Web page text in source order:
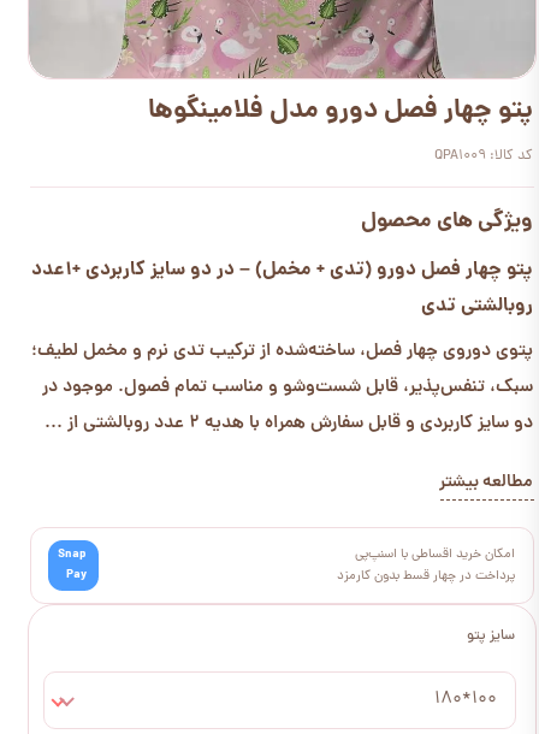
سایز پتو
100*180
پتو چهار فصل دورو مدل فلامینگوها
کد کالا: QPA1009
ویژگی های محصول
پتو چهار فصل دورو (تدی + مخمل) – در دو سایز کاربردی +1عدد
روبالشتی تدی
پتوی دوروی چهار فصل، ساخته‌شده از ترکیب تدی نرم و مخمل لطیف؛
سبک، تنفس‌پذیر، قابل شست‌وشو و مناسب تمام فصول. موجود در
دو سایز کاربردی و قابل سفارش همراه با هدیه 2 عدد روبالشتی از ...
مطالعه بیشتر
امکان خرید اقساطی با اسنپ‌پی
پرداخت در چهار قسط بدون کارمزد
Snap
Pay